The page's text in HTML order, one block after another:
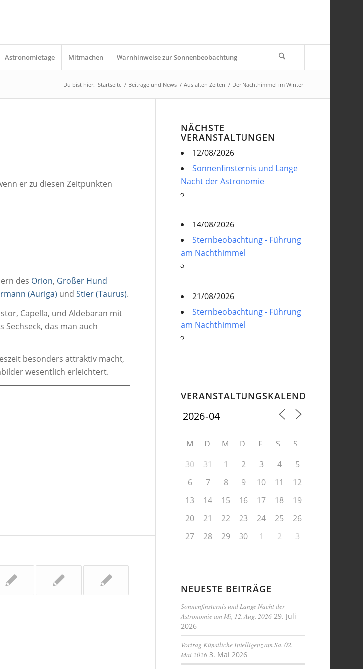
Astronomietage Mitmachen Warnhinweise zur Sonnenbeobachtung
Du bist hier: Startseite / Beiträge und News / Aus alten Zeiten / Der Nachthimmel im Winter
er zu diesen Zeitpunkten
des Orion, Großer Hund
(Auriga) undStier (Taurus).
Capella, und Aldebaran mit
das man auch
besonders attraktiv macht,
wesentlich erleichtert.
NÄCHSTE
VERANSTALTUNGEN
12/08/2026
Sonnenfinsternis und Lange
Nacht der Astronomie
14/08/2026
Sternbeobachtung - Führung
am Nachthimmel
21/08/2026
Sternbeobachtung - Führung
am Nachthimmel
VERANSTALTUNGSKALENDER
M D M D F S
S
30
31 1 2 3 4
5
6
7 8 9 10 11
12
13
14 15 16 17 18
19
20
21 22 23 24 25
26
27
28 29 30 1 2 3
NEUESTE BEITRÄGE
Sonnenfinsternis und Lange Nacht der
Astronomie am Mi, 12. Aug. 2026 29. Juli
2026
Vortrag Künstliche Intelligenz am Sa. 02.
Mai 2026 3. Mai 2026